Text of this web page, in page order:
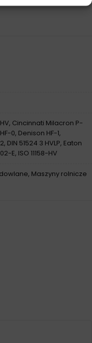
HV, Cincinnati Milacron P-
0, Denison HF-1,
DIN 51524 3 HVLP, Eaton
E, ISO 11158-HV
Maszyny rolnicze